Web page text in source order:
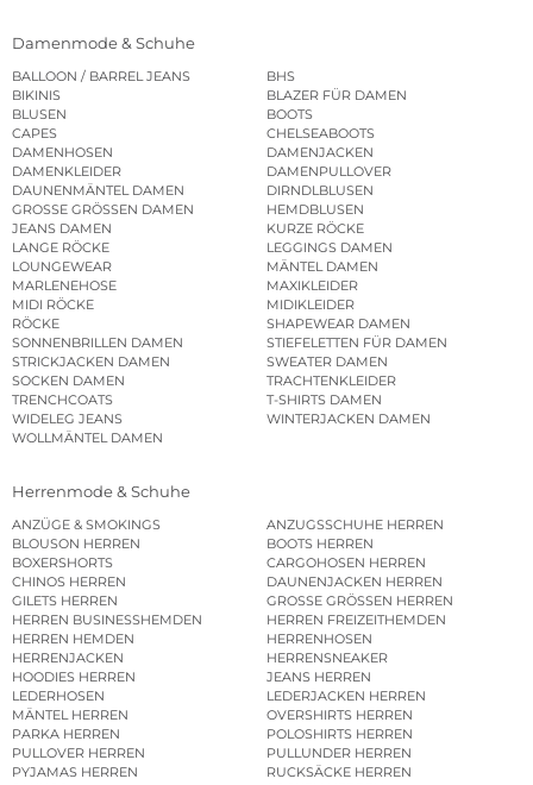
Damenmode & Schuhe
BALLOON / BARREL JEANS
BHS
BIKINIS
BLAZER FÜR DAMEN
BLUSEN
BOOTS
CAPES
CHELSEABOOTS
DAMENHOSEN
DAMENJACKEN
DAMENKLEIDER
DAMENPULLOVER
DAUNENMÄNTEL DAMEN
DIRNDLBLUSEN
GROSSE GRÖSSEN DAMEN
HEMDBLUSEN
JEANS DAMEN
KURZE RÖCKE
LANGE RÖCKE
LEGGINGS DAMEN
LOUNGEWEAR
MÄNTEL DAMEN
MARLENEHOSE
MAXIKLEIDER
MIDI RÖCKE
MIDIKLEIDER
RÖCKE
SHAPEWEAR DAMEN
SONNENBRILLEN DAMEN
STIEFELETTEN FÜR DAMEN
STRICKJACKEN DAMEN
SWEATER DAMEN
SOCKEN DAMEN
TRACHTENKLEIDER
TRENCHCOATS
T-SHIRTS DAMEN
WIDELEG JEANS
WINTERJACKEN DAMEN
WOLLMÄNTEL DAMEN
Herrenmode & Schuhe
ANZÜGE & SMOKINGS
ANZUGSSCHUHE HERREN
BLOUSON HERREN
BOOTS HERREN
BOXERSHORTS
CARGOHOSEN HERREN
CHINOS HERREN
DAUNENJACKEN HERREN
GILETS HERREN
GROSSE GRÖSSEN HERREN
HERREN BUSINESSHEMDEN
HERREN FREIZEITHEMDEN
HERREN HEMDEN
HERRENHOSEN
HERRENJACKEN
HERRENSNEAKER
HOODIES HERREN
JEANS HERREN
LEDERHOSEN
LEDERJACKEN HERREN
MÄNTEL HERREN
OVERSHIRTS HERREN
PARKA HERREN
POLOSHIRTS HERREN
PULLOVER HERREN
PULLUNDER HERREN
PYJAMAS HERREN
RUCKSÄCKE HERREN